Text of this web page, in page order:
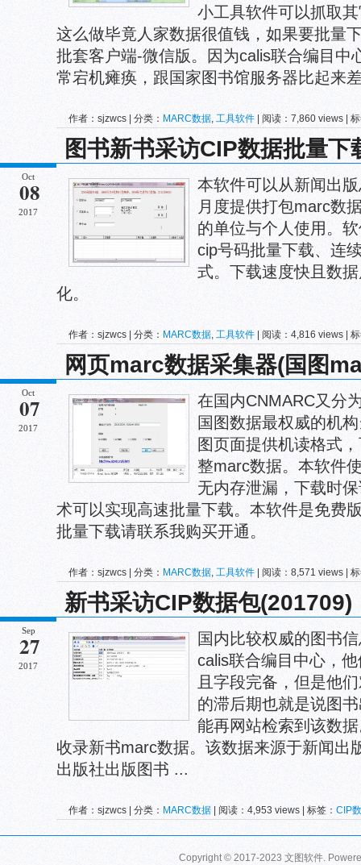
小工具软件可以抓取
这么做毕竟人家数据很值钱，如果要批量
批套客户端-微信版。因为calis联合编目中
常宕机瘫痪，跟国家图书馆服务器比起来
作者：sjzwcs | 分类： MARC数据, 工具软件 | 阅读：7,860 views |
图书新书采访CIP数据批量下
Oct
08
2017
本软件可以从新闻出
月度提供打包marc数
的单位与个人使用。
cip号码批量下载、连
式。下载速度快且数
化。
作者：sjzwcs | 分类： MARC数据, 工具软件 | 阅读：4,816 views |
网页marc数据采集器(国图
Oct
07
2017
在国内CNMARC又分
国图数据最权威的机
图页面提供机读格式
整marc数据。本软件
无内存泄漏，下载时
术可以实现高速批量下载。本软件是免费
批量下载请联系我购买开通。
作者：sjzwcs | 分类： MARC数据, 工具软件 | 阅读：8,571 views |
量下载
新书采访CIP数据包(201709)
Sep
27
2017
国内比较权威的图书
calis联合编目中心，
且字段完备，但是他
的滞后期也就是说图
能再网站检索到该数
收录新书marc数据。该数据来源于新闻出
出版社出版图书 ...
作者：sjzwcs | 分类： MARC数据 | 阅读：4,953 views | 标签： CIP
Copyright © 2017-2023 文图软件.